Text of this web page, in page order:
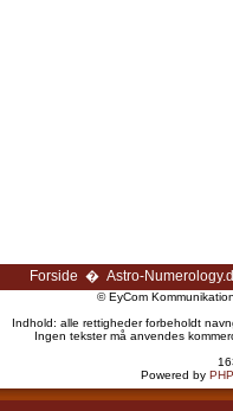
Forside � Astro-
© EyCom
Indhold: alle rettigheder forbeholdt
Ingen tekster må anvendes
Powered by